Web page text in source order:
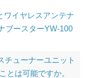
ワイヤレスアンテナ
ブースターYW-100
チューナーユニット
とは可能ですか。